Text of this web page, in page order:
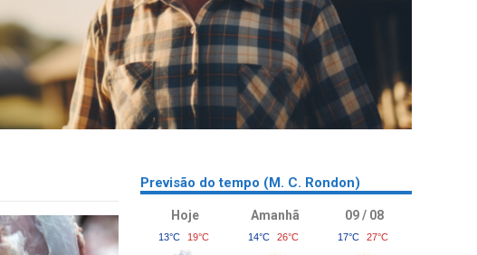
Previsão do tempo (M. C. Rondon)
Hoje
13°C 19°C
Amanhã
14°C 26°C
09 / 08
17°C 27°C